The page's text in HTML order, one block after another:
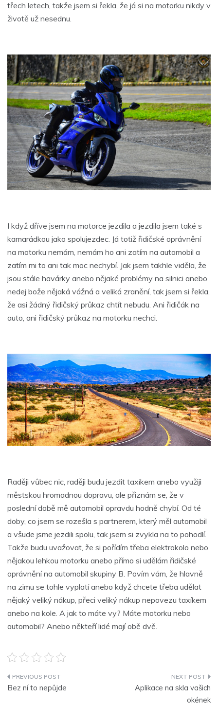
třech letech, takže jsem si řekla, že já si na motorku nikdy v
životě už nesednu.
I když dříve jsem na motorce jezdila a jezdila jsem také s
kamarádkou jako spolujezdec. Já totiž řidičské oprávnění
na motorku nemám, nemám ho ani zatím na automobil a
zatím mi to ani tak moc nechybí. Jak jsem takhle viděla, že
jsou stále havárky anebo nějaké problémy na silnici anebo
nedej bože nějaká vážná a veliká zranění, tak jsem si řekla,
že asi žádný řidičský průkaz chtít nebudu. Ani řidičák na
auto, ani řidičský průkaz na motorku nechci.
Raději vůbec nic, raději budu jezdit taxíkem anebo využiji
městskou hromadnou dopravu, ale přiznám se, že v
poslední době mě automobil opravdu hodně chybí. Od té
doby, co jsem se rozešla s partnerem, který měl automobil
a všude jsme jezdili spolu, tak jsem si zvykla na to pohodlí.
Takže budu uvažovat, že si pořídím třeba elektrokolo nebo
nějakou lehkou motorku anebo přímo si udělám řidičské
oprávnění na automobil skupiny B. Povím vám, že hlavně
na zimu se tohle vyplatí anebo když chcete třeba udělat
nějaký veliký nákup, přeci veliký nákup nepovezu taxíkem
anebo na kole. A jak to máte vy? Máte motorku nebo
automobil? Anebo někteří lidé mají obě dvě.
Navigace
Bez ní to nepůjde
Aplikace na skla vašich
okének